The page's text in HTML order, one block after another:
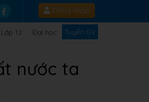
Đăng nhập
Lớp 12 Đại học Tuyển GV
nước ta